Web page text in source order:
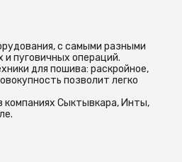
с самыми разными
пуговичных операций.
для пошива: раскройное,
позволит легко
компаниях Сыктывкара, Инты,